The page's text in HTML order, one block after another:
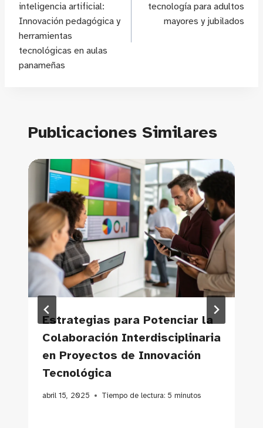
entradas
inteligencia artificial:
Innovación pedagógica y
herramientas
tecnológicas en aulas
panameñas
tecnología para adultos
mayores y jubilados
Publicaciones Similares
Estrategias para Potenciar la
Colaboración Interdisciplinaria
en Proyectos de Innovación
Tecnológica
abril 15, 2025 Tiempo de lectura: 5 minutos